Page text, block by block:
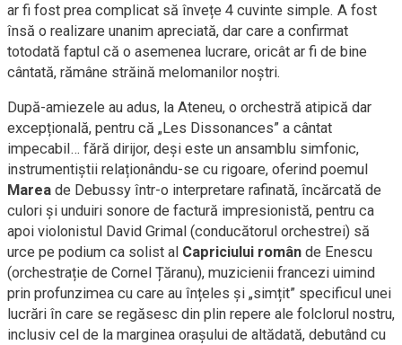
ar fi fost prea complicat să învețe 4 cuvinte simple. A fost
însă o realizare unanim apreciată, dar care a confirmat
totodată faptul că o asemenea lucrare, oricât ar fi de bine
cântată, rămâne străină melomanilor noștri.
După-amiezele au adus, la Ateneu, o orchestră atipică dar
excepțională, pentru că „Les Dissonances” a cântat
impecabil… fără dirijor, deși este un ansamblu simfonic,
instrumentiștii relaționându-se cu rigoare, oferind poemul
Marea de Debussy într-o interpretare rafinată, încărcată de
culori și unduiri sonore de factură impresionistă, pentru ca
apoi violonistul David Grimal (conducătorul orchestrei) să
urce pe podium ca solist al Capriciului român de Enescu
(orchestrație de Cornel Țăranu), muzicienii francezi uimind
prin profunzimea cu care au înțeles și „simțit” specificul unei
lucrări în care se regăsesc din plin repere ale folclorul nostru,
inclusiv cel de la marginea orașului de altădată, debutând cu